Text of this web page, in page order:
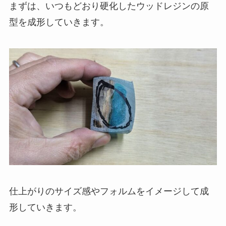
まずは、いつもどおり硬化したウッドレジンの原
型を成形していきます。
仕上がりのサイズ感やフォルムをイメージして成
形していきます。